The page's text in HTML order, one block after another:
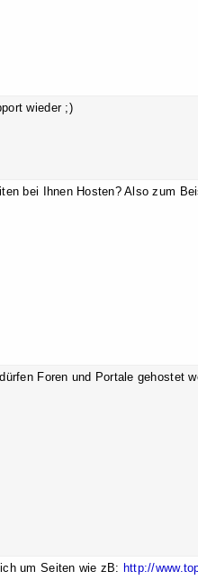
wieder ;)
bei Ihnen Hosten? Also zum
Foren und Portale gehostet
um Seiten wie zB: http://